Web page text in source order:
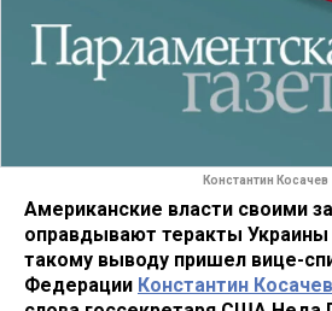
Константин Косачев
Американские власти своими
оправдывают теракты Украины
такому выводу пришел вице-
Федерации Константин Косачев